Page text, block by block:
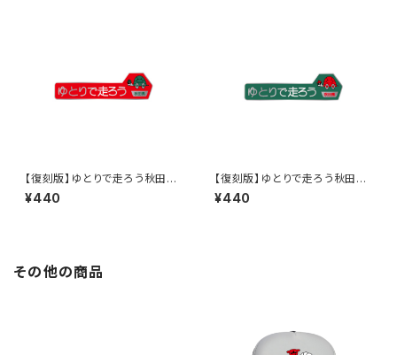
【復刻版】ゆとりで走ろう秋田県
（赤）：ステッカー
¥440
【復刻版】ゆとりで走ろう秋田県
（緑）：ステッカー
¥440
その他の商品